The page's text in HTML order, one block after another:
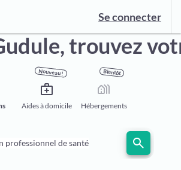
Se connecter
trouvez
Nouveau !
medical_services
Aides à domicile
Bientôt
holiday_village
Hébergements
professionnel de santé search